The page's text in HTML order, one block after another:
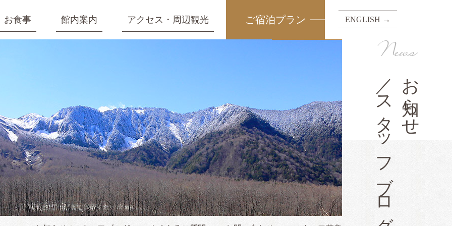
お食事 館内案内 アクセス・周辺観光 ご宿泊プラン ENGLISH →
お知らせ
／スタッフブログ
News